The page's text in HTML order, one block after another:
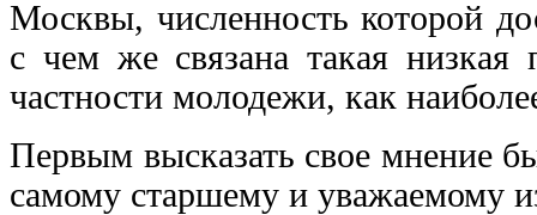
Москвы, численность которой
с чем же связана такая низкая
частности молодежи, как
Первым высказать свое мнение
самому старшему и уважаемому